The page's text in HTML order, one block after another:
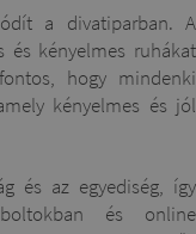
a divatiparban. A
és kényelmes ruhákat
hogy mindenki
kényelmes és jól
és az egyediség, így
és online